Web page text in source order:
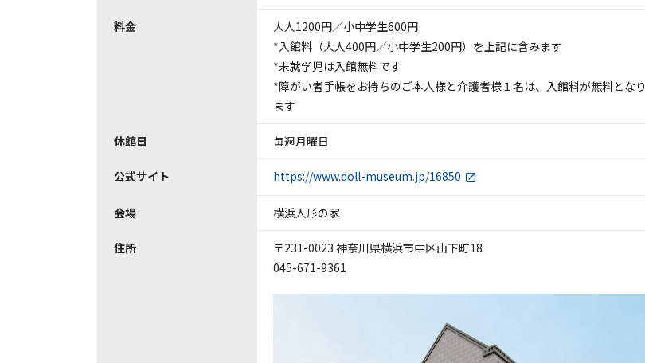
料金
大人1200円／小中学生600円
*入館料（大人400円／小中学生200円）を上記に含みます
*未就学児は入館無料です
*障がい者手帳をお持ちのご本人様と介護者様１名は、入館料が無料となり
ます
休館日 毎週月曜日
公式サイト https://www.doll-museum.jp/16850
会場 横浜人形の家
住所
〒231-0023 神奈川県横浜市中区山下町18
045-671-9361